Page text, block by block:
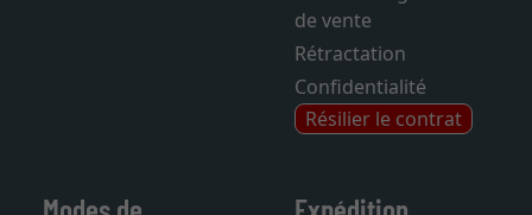
de vente
Rétractation
Confidentialité
Résilier le contrat